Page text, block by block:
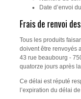
Date d’envoi
Frais de renvoi
Tous les produits
doivent être renvoyés
43 rue beaubourg -
quatorze jours après
Ce délai est réputé
l’expiration du délai